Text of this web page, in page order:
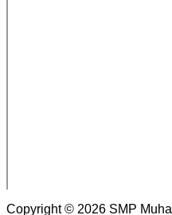
Copyright © 2026 SMP